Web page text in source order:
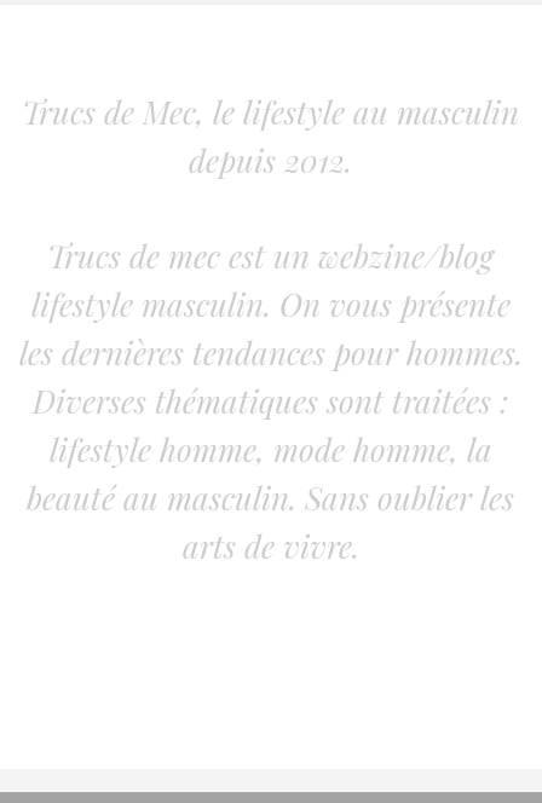
Trucs de Mec, le lifestyle au masculin
depuis 2012.
Trucs de mec est un webzine/blog
lifestyle masculin. On vous présente
les dernières tendances pour hommes.
Diverses thématiques sont traitées :
lifestyle homme, mode homme, la
beauté au masculin. Sans oublier les
arts de vivre.